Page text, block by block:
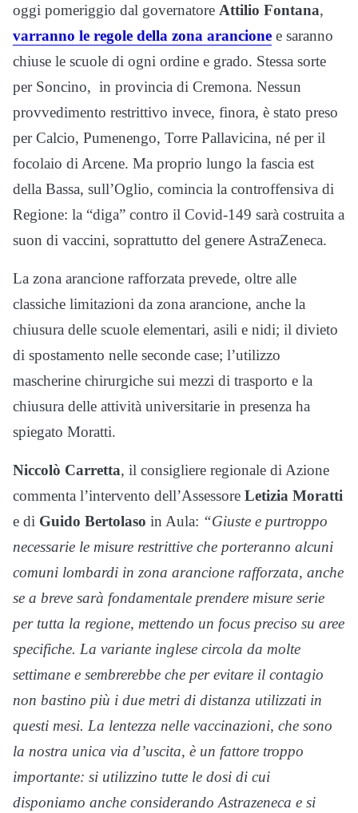
oggi pomeriggio dal governatore Attilio Fontana,
varranno le regole della zona arancione e saranno
chiuse le scuole di ogni ordine e grado. Stessa sorte
per Soncino, in provincia di Cremona. Nessun
provvedimento restrittivo invece, finora, è stato preso
per Calcio, Pumenengo, Torre Pallavicina, né per il
focolaio di Arcene. Ma proprio lungo la fascia est
della Bassa, sull’Oglio, comincia la controffensiva di
Regione: la “diga” contro il Covid-149 sarà costruita a
suon di vaccini, soprattutto del genere AstraZeneca.
La zona arancione rafforzata prevede, oltre alle
classiche limitazioni da zona arancione, anche la
chiusura delle scuole elementari, asili e nidi; il divieto
di spostamento nelle seconde case; l’utilizzo
mascherine chirurgiche sui mezzi di trasporto e la
chiusura delle attività universitarie in presenza ha
spiegato Moratti.
Niccolò Carretta, il consigliere regionale di Azione
commenta l’intervento dell’Assessore Letizia Moratti
e di Guido Bertolaso in Aula: “Giuste e purtroppo
necessarie le misure restrittive che porteranno alcuni
comuni lombardi in zona arancione rafforzata, anche
se a breve sarà fondamentale prendere misure serie
per tutta la regione, mettendo un focus preciso su aree
specifiche. La variante inglese circola da molte
settimane e sembrerebbe che per evitare il contagio
non bastino più i due metri di distanza utilizzati in
questi mesi. La lentezza nelle vaccinazioni, che sono
la nostra unica via d’uscita, è un fattore troppo
importante: si utilizzino tutte le dosi di cui
disponiamo anche considerando Astrazeneca e si